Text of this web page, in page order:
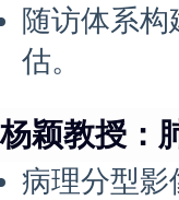
随访体系
估。
杨颖教授：
病理分型影